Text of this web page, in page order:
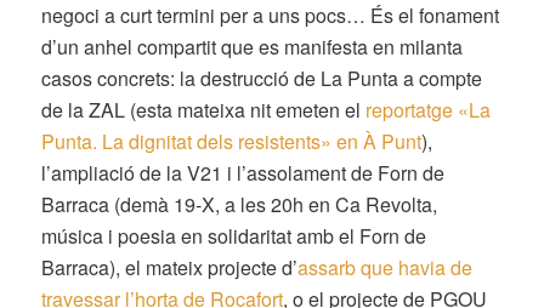
negoci a curt termini per a uns pocs… És el fonament
d’un anhel compartit que es manifesta en milanta
casos concrets: la destrucció de La Punta a compte
de la ZAL (esta mateixa nit emeten el reportatge «La
Punta. La dignitat dels resistents» en À Punt),
l’ampliació de la V21 i l’assolament de Forn de
Barraca (demà 19-X, a les 20h en Ca Revolta,
música i poesia en solidaritat amb el Forn de
Barraca), el mateix projecte d’assarb que havia de
travessar l’horta de Rocafort, o el projecte de PGOU